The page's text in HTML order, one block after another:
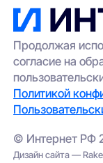
Продолжая
согласие на
Политикой
© Интернет РФ
Дизайн сайта —